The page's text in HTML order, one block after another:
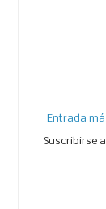
Entrada
Suscribirse